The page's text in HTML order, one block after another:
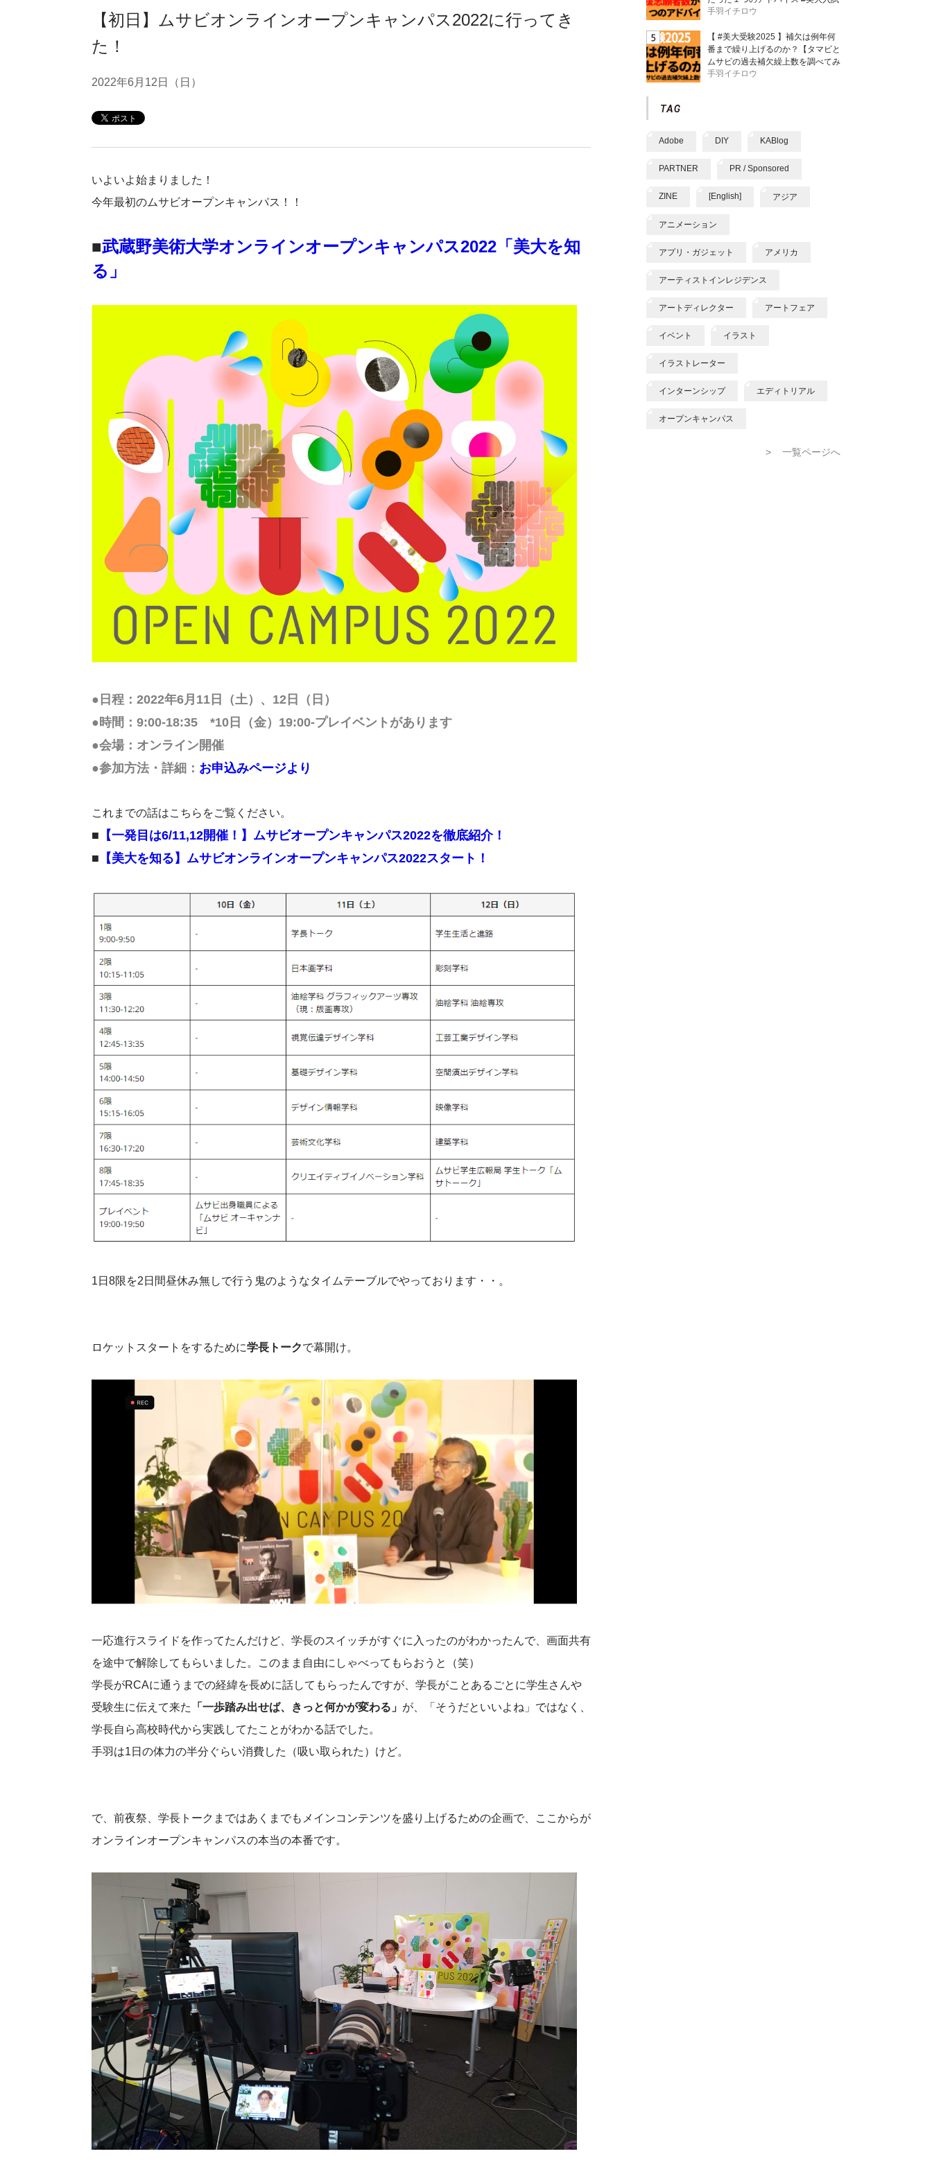
【初日】ムサビオンラインオープンキャンパス2022に行ってき
た！
2022年6月12日（日）
いよいよ始まりました！
今年最初のムサビオープンキャンパス！！
■武蔵野美術大学オンラインオープンキャンパス2022「美大を知
る」
●日程：2022年6月11日（土）、12日（日）
●時間：9:00-18:35 *10日（金）19:00-プレイベントがあります
●会場：オンライン開催
●参加方法・詳細： お申込みページより
これまでの話はこちらをご覧ください。
■ 【一発目は6/11,12開催！】ムサビオープンキャンパス2022を徹底紹介！
■ 【美大を知る】ムサビオンラインオープンキャンパス2022スタート！
1日8限を2日間昼休み無しで行う鬼のようなタイムテーブルでやっております・・。
ロケットスタートをするために学長トークで幕開け。
一応進行スライドを作ってたんだけど、学長のスイッチがすぐに入ったのがわかったんで、画面共有
を途中で解除してもらいました。このまま自由にしゃべってもらおうと（笑）
学長がRCAに通うまでの経緯を長めに話してもらったんですが、学長がことあるごとに学生さんや
受験生に伝えて来た
「一歩踏み出せば、きっと何かが変わる」 が、「そうだといいよね」ではなく、
学長自ら高校時代から実践してたことがわかる話でした。
手羽は1日の体力の半分ぐらい消費した（吸い取られた）けど。
で、前夜祭、学長トークまではあくまでもメインコンテンツを盛り上げるための企画で、ここからが
オンラインオープンキャンパスの本当の本番です。
手羽イチロウ
【 #美大受験2025 】補欠は例年何
番まで繰り上げるのか？【タマビと
ムサビの過去補欠繰上数を調べてみ
た】
手羽イチロウ
Adobe DIY KABlog
PARTNER PR / Sponsored
ZINE [English] アジア
アニメーション
アプリ・ガジェット アメリカ
アーティストインレジデンス
アートディレクター アートフェア
イベント イラスト
イラストレーター
インターンシップ エディトリアル
オープンキャンパス
> 一覧ページへ